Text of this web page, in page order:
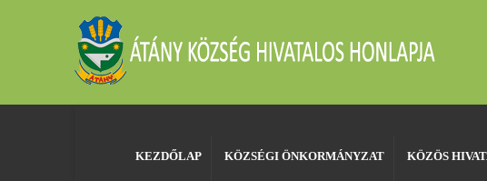
KEZDŐLAP KÖZSÉGI ÖNKORMÁNYZAT KÖZÖS